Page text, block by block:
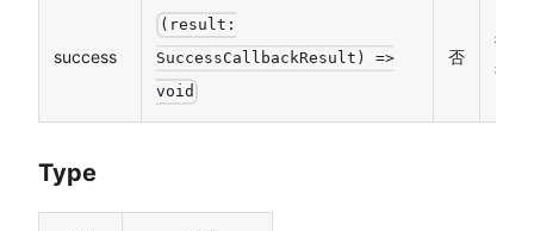
success
(result:
SuccessCallbackResult) =>
void
否
接口
调函
Type